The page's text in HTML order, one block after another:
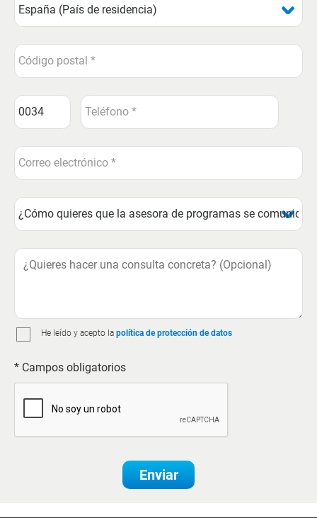
He leído y acepto la política de protección de datos
* Campos obligatorios
Enviar